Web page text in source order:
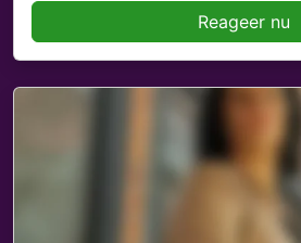
Reageer nu